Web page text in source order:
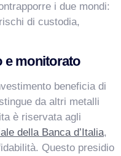
i due mondi:
di custodia,
e monitorato
beneficia di
da altri metalli
è riservata agli
della Banca d’Italia,
Questo presidio